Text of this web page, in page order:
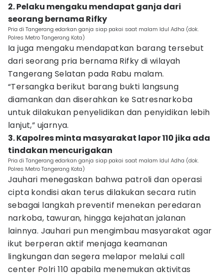
2. Pelaku mengaku mendapat ganja dari
seorang bernama Rifky
Pria di Tangerang edarkan ganja siap pakai saat malam Idul Adha (dok.
Polres Metro Tangerang Kota)
Ia juga mengaku mendapatkan barang tersebut
dari seorang pria bernama Rifky di wilayah
Tangerang Selatan pada Rabu malam.
“Tersangka berikut barang bukti langsung
diamankan dan diserahkan ke Satresnarkoba
untuk dilakukan penyelidikan dan penyidikan lebih
lanjut,” ujarnya.
3. Kapolres minta masyarakat lapor 110 jika ada
tindakan mencurigakan
Pria di Tangerang edarkan ganja siap pakai saat malam Idul Adha (dok.
Polres Metro Tangerang Kota)
Jauhari menegaskan bahwa patroli dan operasi
cipta kondisi akan terus dilakukan secara rutin
sebagai langkah preventif menekan peredaran
narkoba, tawuran, hingga kejahatan jalanan
lainnya. Jauhari pun mengimbau masyarakat agar
ikut berperan aktif menjaga keamanan
lingkungan dan segera melapor melalui call
center Polri 110 apabila menemukan aktivitas